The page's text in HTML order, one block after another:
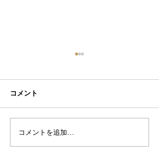
和柄の折りたたみ傘のご
紹介 傘のOEMなら和心
コメント
コメントを追加…